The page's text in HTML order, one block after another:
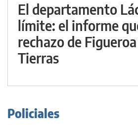
El departamento
límite: el informe
rechazo de
Tierras
Policiales